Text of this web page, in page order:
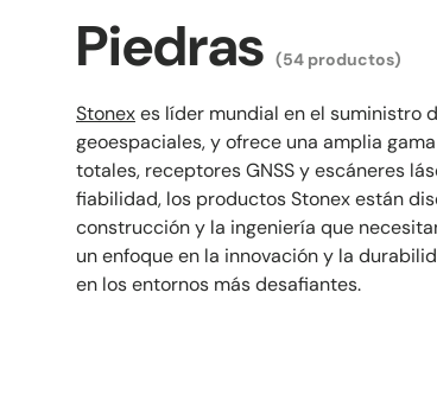
Piedras (54 productos)
Stonexes líder mundial en el suministro
geoespaciales, y ofrece una amplia
totales, receptores GNSS y escáneres
fiabilidad, los productos Stonex están
construcción y la ingeniería que
un enfoque en la innovación y la
en los entornos más desafiantes.